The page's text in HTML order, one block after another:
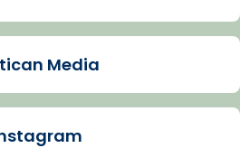
Barcelona
depressió. Fa gairebé
Lluís Companys, la
Media